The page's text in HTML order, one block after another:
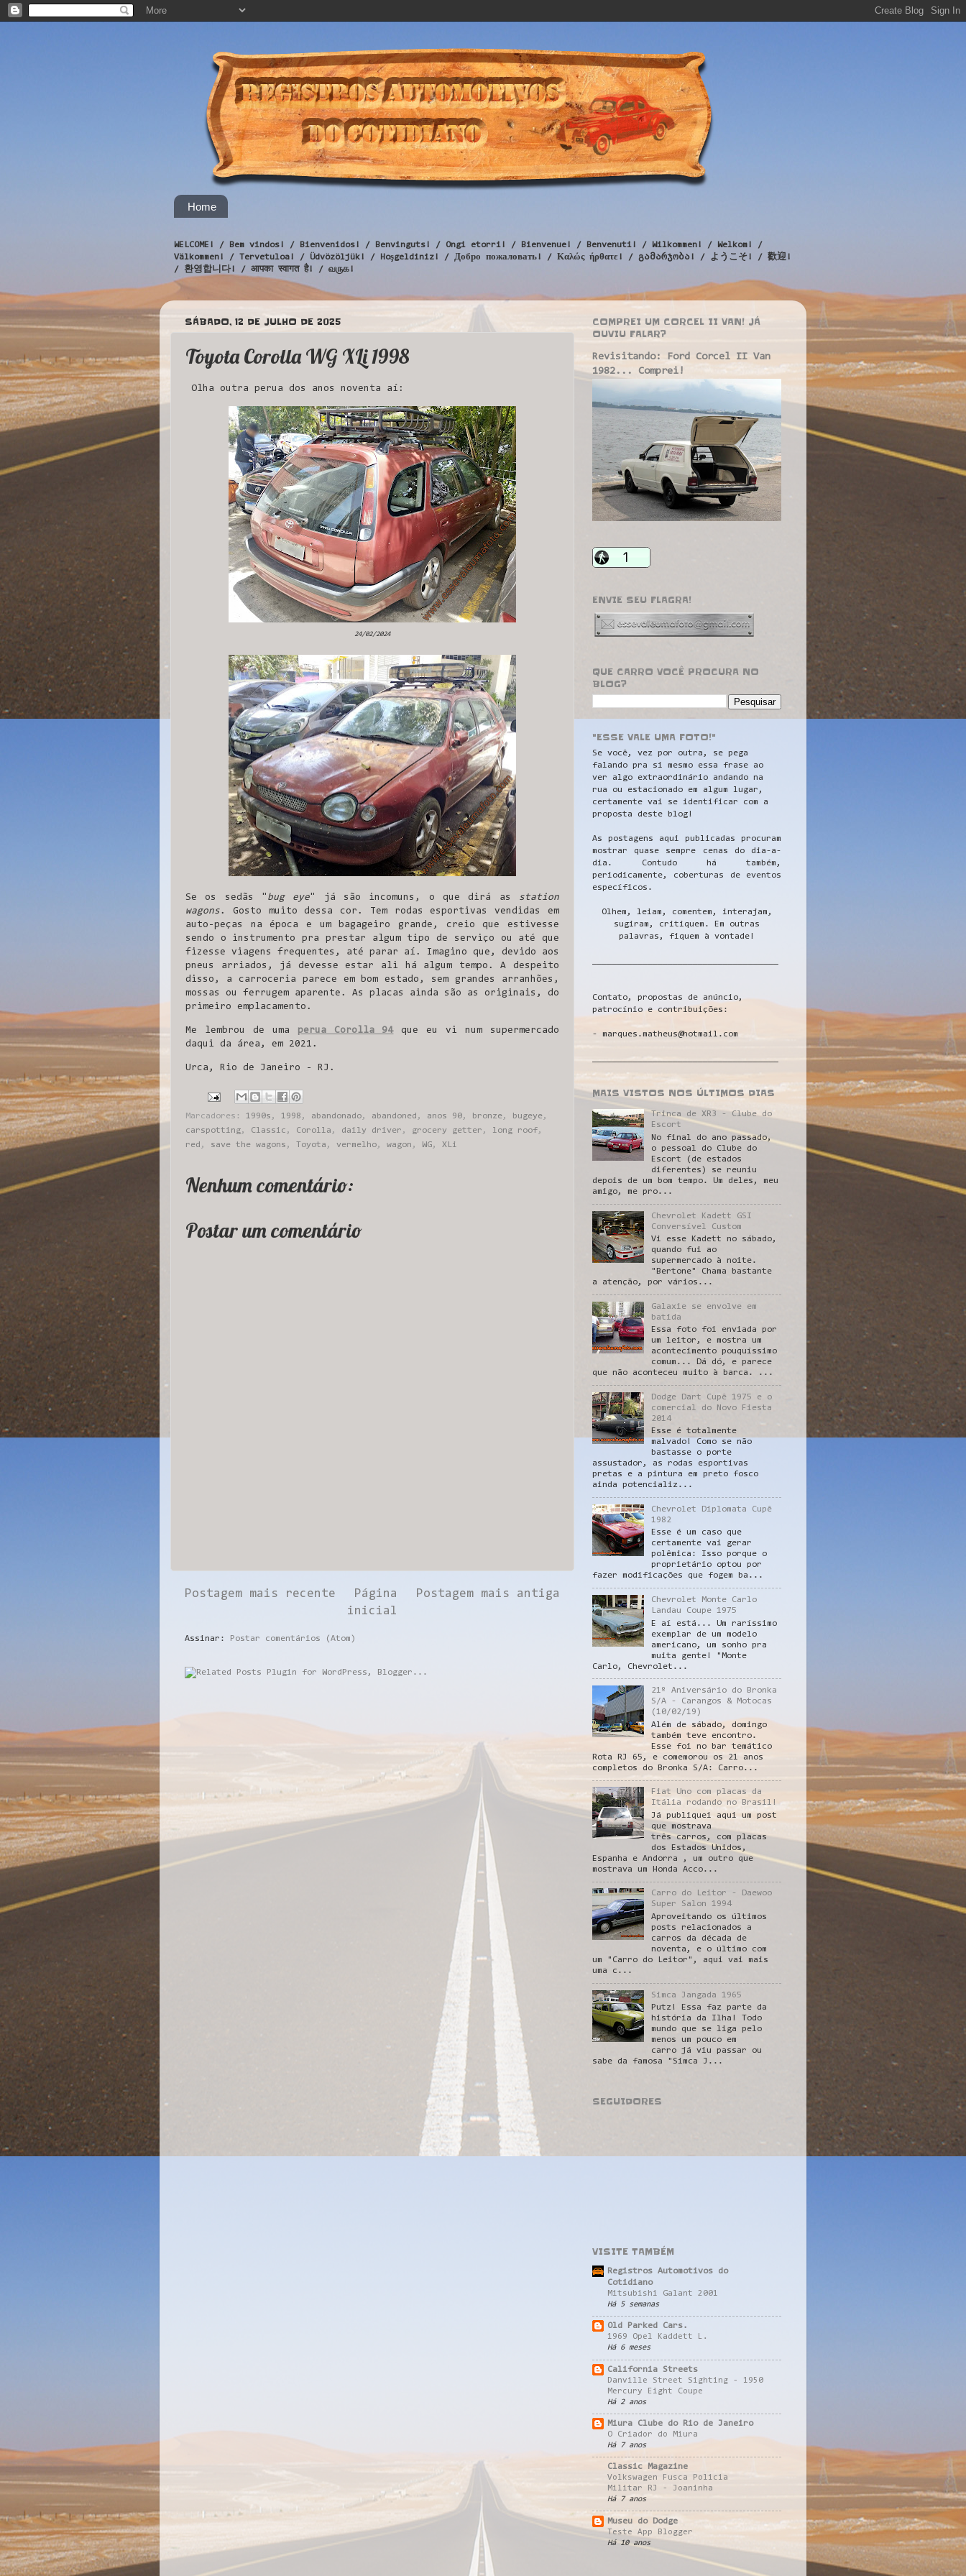
Home
WELCOME! / Bem vindos! / Bienvenidos! / Benvinguts! / Ongi etorri! / Bienvenue! / Benvenuti! / Wilkommen! / Welkom! /
Välkommen! / Tervetuloa! / Üdvözöljük! / Hoşgeldiniz! / Добро пожаловать! / Καλώς ήρθατε! / გამარჯობა! / ようこそ! / 歡迎!
/ 환영합니다! / आपका स्वागत है! / வருக!
SÁBADO, 12 DE JULHO DE 2025
Toyota Corolla WG XLi 1998
Olha outra perua dos anos noventa aí:
24/02/2024
Se os sedãs " bug eye" já são incomuns, o que dirá as station
wagons. Gosto muito dessa cor. Tem rodas esportivas vendidas em
auto-peças na época e um bagageiro grande, creio que estivesse
sendo o instrumento pra prestar algum tipo de serviço ou até que
fizesse viagens frequentes, até parar aí. Imagino que, devido aos
pneus arriados, já devesse estar ali há algum tempo. A despeito
disso, a carroceria parece em bom estado, sem grandes arranhões,
mossas ou ferrugem aparente. As placas ainda são as originais, do
primeiro emplacamento.
Me lembrou de uma perua Corolla 94que eu vi num supermercado
daqui da área, em 2021.
Urca, Rio de Janeiro - RJ.
Marcadores: 1990s , 1998 , abandonado, abandoned , anos 90, bronze, bugeye,
carspotting, Classic , Corolla , daily driver , grocery getter , long roof,
red , save the wagons , Toyota , vermelho, wagon , WG, XLi
Nenhum comentário:
Postar um comentário
Postagem mais recente Postagem mais antiga
Página
inicial
Assinar: Postar comentários (Atom)
COMPREI UM CORCEL II VAN! JÁ
OUVIU FALAR?
Revisitando: Ford Corcel II Van
1982... Comprei!
ENVIE SEU FLAGRA!
QUE CARRO VOCÊ PROCURA NO
BLOG?
"ESSE VALE UMA FOTO!"
Se você, vez por outra, se pega
falando pra si mesmo essa frase ao
ver algo extraordinário andando na
rua ou estacionado em algum lugar,
certamente vai se identificar com a
proposta deste blog!
As postagens aqui publicadas procuram
mostrar quase sempre cenas do dia-a-
dia. Contudo há também,
periodicamente, coberturas de eventos
específicos.
Olhem, leiam, comentem, interajam,
sugiram, critiquem. Em outras
palavras, fiquem à vontade!
Contato, propostas de anúncio,
patrocínio e contribuições:
- marques.matheus@hotmail.com
MAIS VISTOS NOS ÚLTIMOS DIAS
Trinca de XR3 - Clube do
Escort
No final do ano passado,
o pessoal do Clube do
Escort (de estados
diferentes) se reuniu
depois de um bom tempo. Um deles, meu
amigo, me pro...
Chevrolet Kadett GSI
Conversível Custom
Vi esse Kadett no sábado,
quando fui ao
supermercado à noite.
"Bertone" Chama bastante
a atenção, por vários...
Galaxie se envolve em
batida
Essa foto foi enviada por
um leitor, e mostra um
acontecimento pouquíssimo
comum... Dá dó, e parece
que não aconteceu muito à barca. ...
Dodge Dart Cupê 1975 e o
comercial do Novo Fiesta
2014
Esse é totalmente
malvado! Como se não
bastasse o porte
assustador, as rodas esportivas
pretas e a pintura em preto fosco
ainda potencializ...
Chevrolet Diplomata Cupê
1982
Esse é um caso que
certamente vai gerar
polêmica: Isso porque o
proprietário optou por
fazer modificações que fogem ba...
Chevrolet Monte Carlo
Landau Coupe 1975
E aí está... Um raríssimo
exemplar de um modelo
americano, um sonho pra
muita gente! "Monte
Carlo, Chevrolet...
21º Aniversário do Bronka
S/A - Carangos & Motocas
(10/02/19)
Além de sábado, domingo
também teve encontro.
Esse foi no bar temático
Rota RJ 65, e comemorou os 21 anos
completos do Bronka S/A: Carro...
Fiat Uno com placas da
Itália rodando no Brasil!
Já publiquei aqui um post
que mostrava
três carros, com placas
dos Estados Unidos,
Espanha e Andorra , um outro que
mostrava um Honda Acco...
Carro do Leitor - Daewoo
Super Salon 1994
Aproveitando os últimos
posts relacionados a
carros da década de
noventa, e o último com
um "Carro do Leitor", aqui vai mais
uma c...
Simca Jangada 1965
Putz! Essa faz parte da
história da Ilha! Todo
mundo que se liga pelo
menos um pouco em
carro já viu passar ou
sabe da famosa "Simca J...
SEGUIDORES
VISITE TAMBÉM
Registros Automotivos do
Cotidiano
Mitsubishi Galant 2001
Há 5 semanas
Old Parked Cars.
1969 Opel Kaddett L.
Há 6 meses
California Streets
Danville Street Sighting - 1950
Mercury Eight Coupe
Há 2 anos
Miura Clube do Rio de Janeiro
O Criador do Miura
Há 7 anos
Classic Magazine
Volkswagen Fusca Policia
Militar RJ - Joaninha
Há 7 anos
Museu do Dodge
Teste App Blogger
Há 10 anos